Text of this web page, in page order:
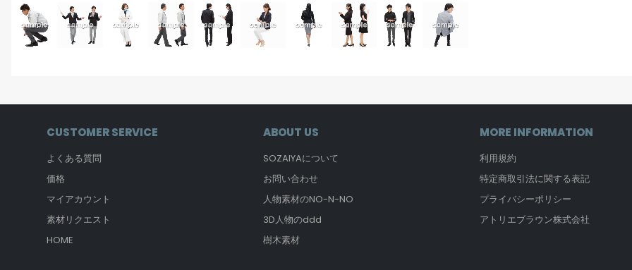
CUSTOMER SERVICE
よくある質問
価格
マイアカウント
素材リクエスト
HOME
ABOUT US
SOZAIYAについて
お問い合わせ
人物素材のNO-N-NO
3D人物のddd
樹木素材
MORE INFORMATION
利用規約
特定商取引法に関する表記
プライバシーポリシー
アトリエブラウン株式会社